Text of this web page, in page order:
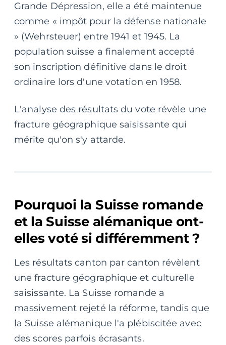
Grande Dépression, elle a été maintenue
comme « impôt pour la défense nationale
» (Wehrsteuer) entre 1941 et 1945. La
population suisse a finalement accepté
son inscription définitive dans le droit
ordinaire lors d'une votation en 1958.
L'analyse des résultats du vote révèle une
fracture géographique saisissante qui
mérite qu'on s'y attarde.
Pourquoi la Suisse romande
et la Suisse alémanique ont-
elles voté si différemment ?
Les résultats canton par canton révèlent
une fracture géographique et culturelle
saisissante. La Suisse romande a
massivement rejeté la réforme, tandis que
la Suisse alémanique l'a plébiscitée avec
des scores parfois écrasants.